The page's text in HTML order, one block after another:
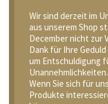
Wir sind derzeit im
aus unserem Shop
December nicht zur
Dank für Ihre
um Entschuldigung
Unannehmlichkeiten.
Wenn Sie sich für
Produkte